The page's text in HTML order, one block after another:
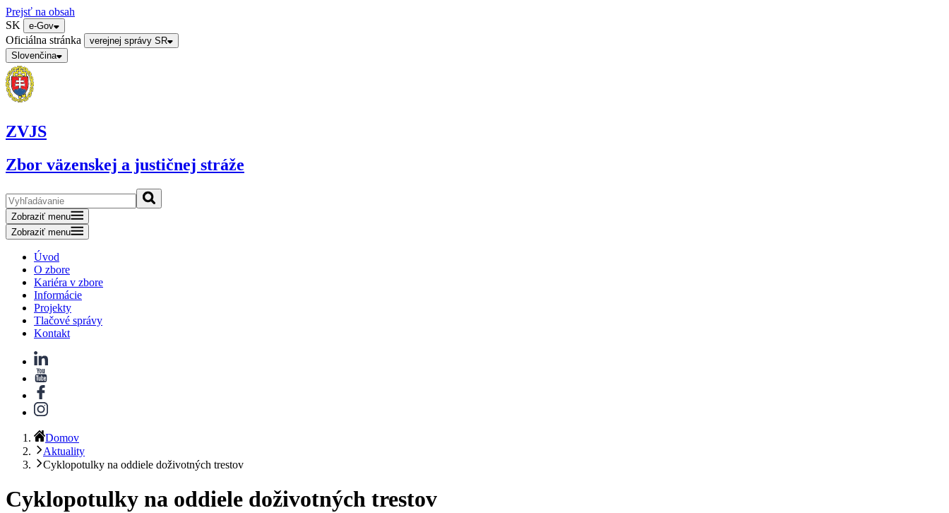
Prejsť na obsah
SK
e-Gov
Oficiálna stránka
verejnej správy SR
Slovenčina
ZVJS
Zbor väzenskej a justičnej stráže
Zobraziť menu
Zobraziť menu
Úvod
O zbore
Kariéra v zbore
Informácie
Projekty
Tlačové správy
Kontakt
Domov
Aktuality
Cyklopotulky na oddiele doživotných trestov
Cyklopotulky na oddiele doživotných trestov